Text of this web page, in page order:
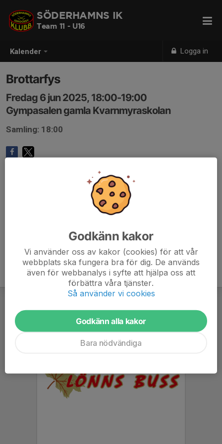
Kalender Logga in
SÖDERHAMNS IK
Team 11 - U16
Brottarfys
Fredag 6 jun 2025, 18:00-19:00
Gympasalen gamla Kvarnmyraskolan
Samling: 18:00
Godkänn kakor
Vi använder oss av kakor (cookies) för att vår
webbplats ska fungera bra för dig. De används
även för webbanalys i syfte att hjälpa oss att
förbättra våra tjänster.
Så använder vi cookies
Godkänn alla kakor
Bara nödvändiga